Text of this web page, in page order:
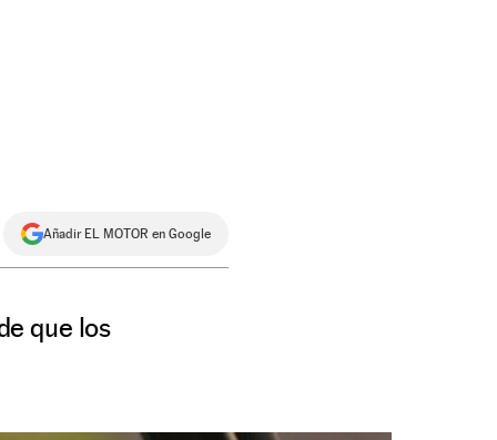
Añadir EL MOTOR en Google
que los